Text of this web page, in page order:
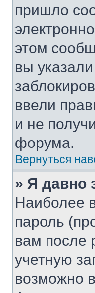
пришло
этом
вы
ввели
и не
форума.
Вернуться
» Я давно
Наиболее
пароль
вам после
учетную
возможно